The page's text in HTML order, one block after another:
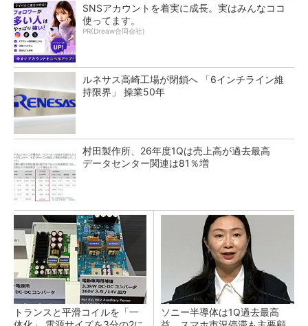
SNSアカウントを着実に成長。実はみんなココ
使ってます。
PR(Dreaw合同会社)
ルネサス高崎工場が閉鎖へ 「6インチライン維
持限界」 操業50年
村田製作所、26年度1Qは売上高が過去最高
データセンター関連は81％増
トランスと平滑コイルを「一
ソニー半導体は1Q過去最高